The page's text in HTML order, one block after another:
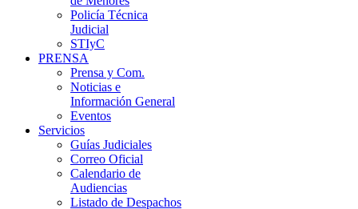
Policía Técnica
Judicial
STIyC
PRENSA
Prensa y Com.
Noticias e
Información General
Eventos
Servicios
Guías Judiciales
Correo Oficial
Calendario de
Audiencias
Listado de Despachos